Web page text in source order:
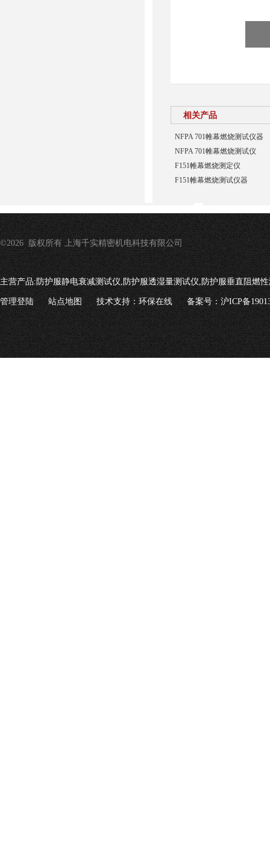
相关产品
NFPA 701帷幕燃烧测试仪器
NFPA 701帷幕燃烧测试仪
F151帷幕燃烧测定仪
F151帷幕燃烧测试仪器
©2026 版权所有 上海千实精密机电科技有限公司
主营产品:防护服静电衰减测试仪,防护服透湿量测试仪,防护服垂直阻燃
管理登陆 站点地图 技术支持：环保在线 备案号：沪ICP备